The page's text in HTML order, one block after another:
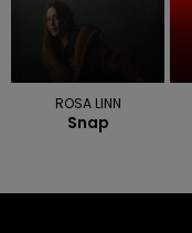
ROSA LINN
Snap